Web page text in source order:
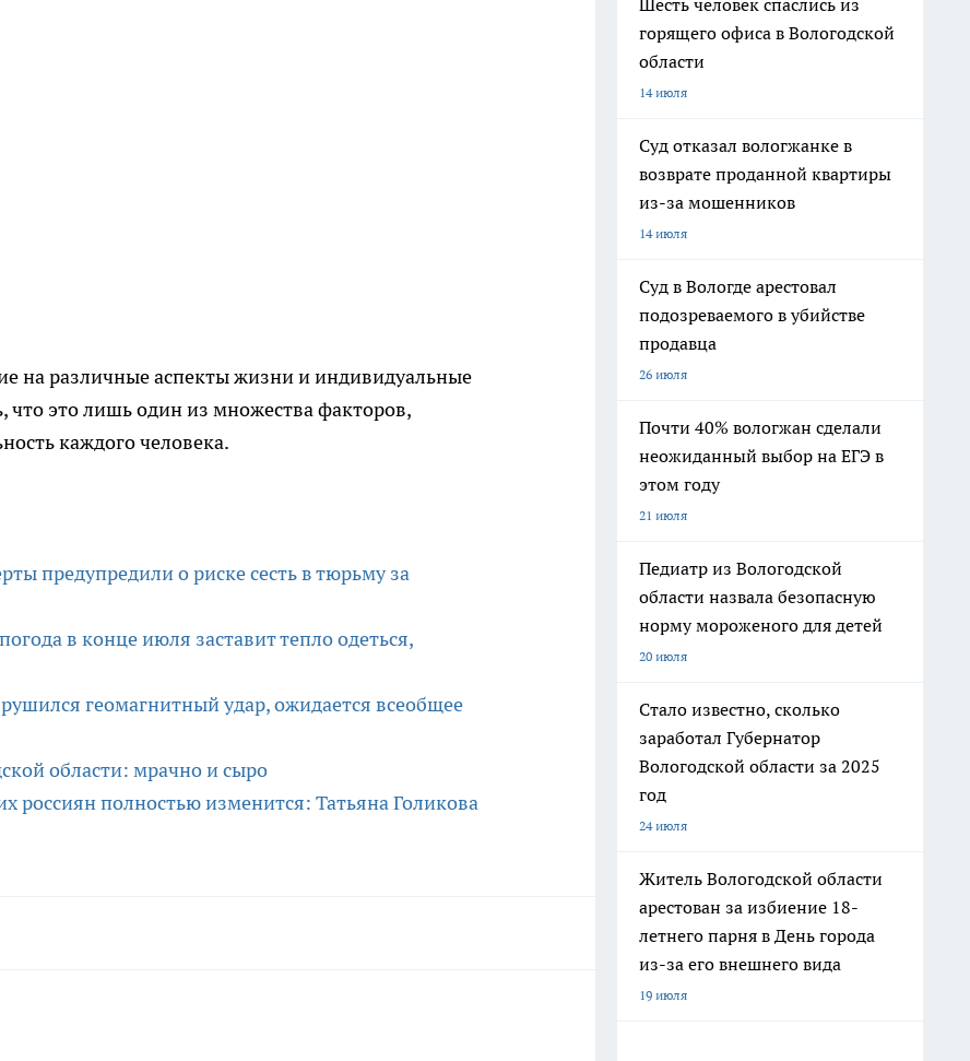
на различные аспекты жизни и индивидуальные
что это лишь один из множества факторов,
каждого человека.
предупредили о риске сесть в тюрьму за
в конце июля заставит тепло одеться,
геомагнитный удар, ожидается всеобщее
области: мрачно и сыро
россиян полностью изменится: Татьяна Голикова
Шесть человек спаслись из
горящего офиса в Вологодской
области
14 июля
Суд отказал вологжанке в
возврате проданной квартиры
из-за мошенников
14 июля
Суд в Вологде арестовал
подозреваемого в убийстве
продавца
26 июля
Почти 40% вологжан сделали
неожиданный выбор на ЕГЭ в
этом году
21 июля
Педиатр из Вологодской
области назвала безопасную
норму мороженого для детей
20 июля
Стало известно, сколько
заработал Губернатор
Вологодской области за 2025
год
24 июля
Житель Вологодской области
арестован за избиение 18-
летнего парня в День города
из-за его внешнего вида
19 июля